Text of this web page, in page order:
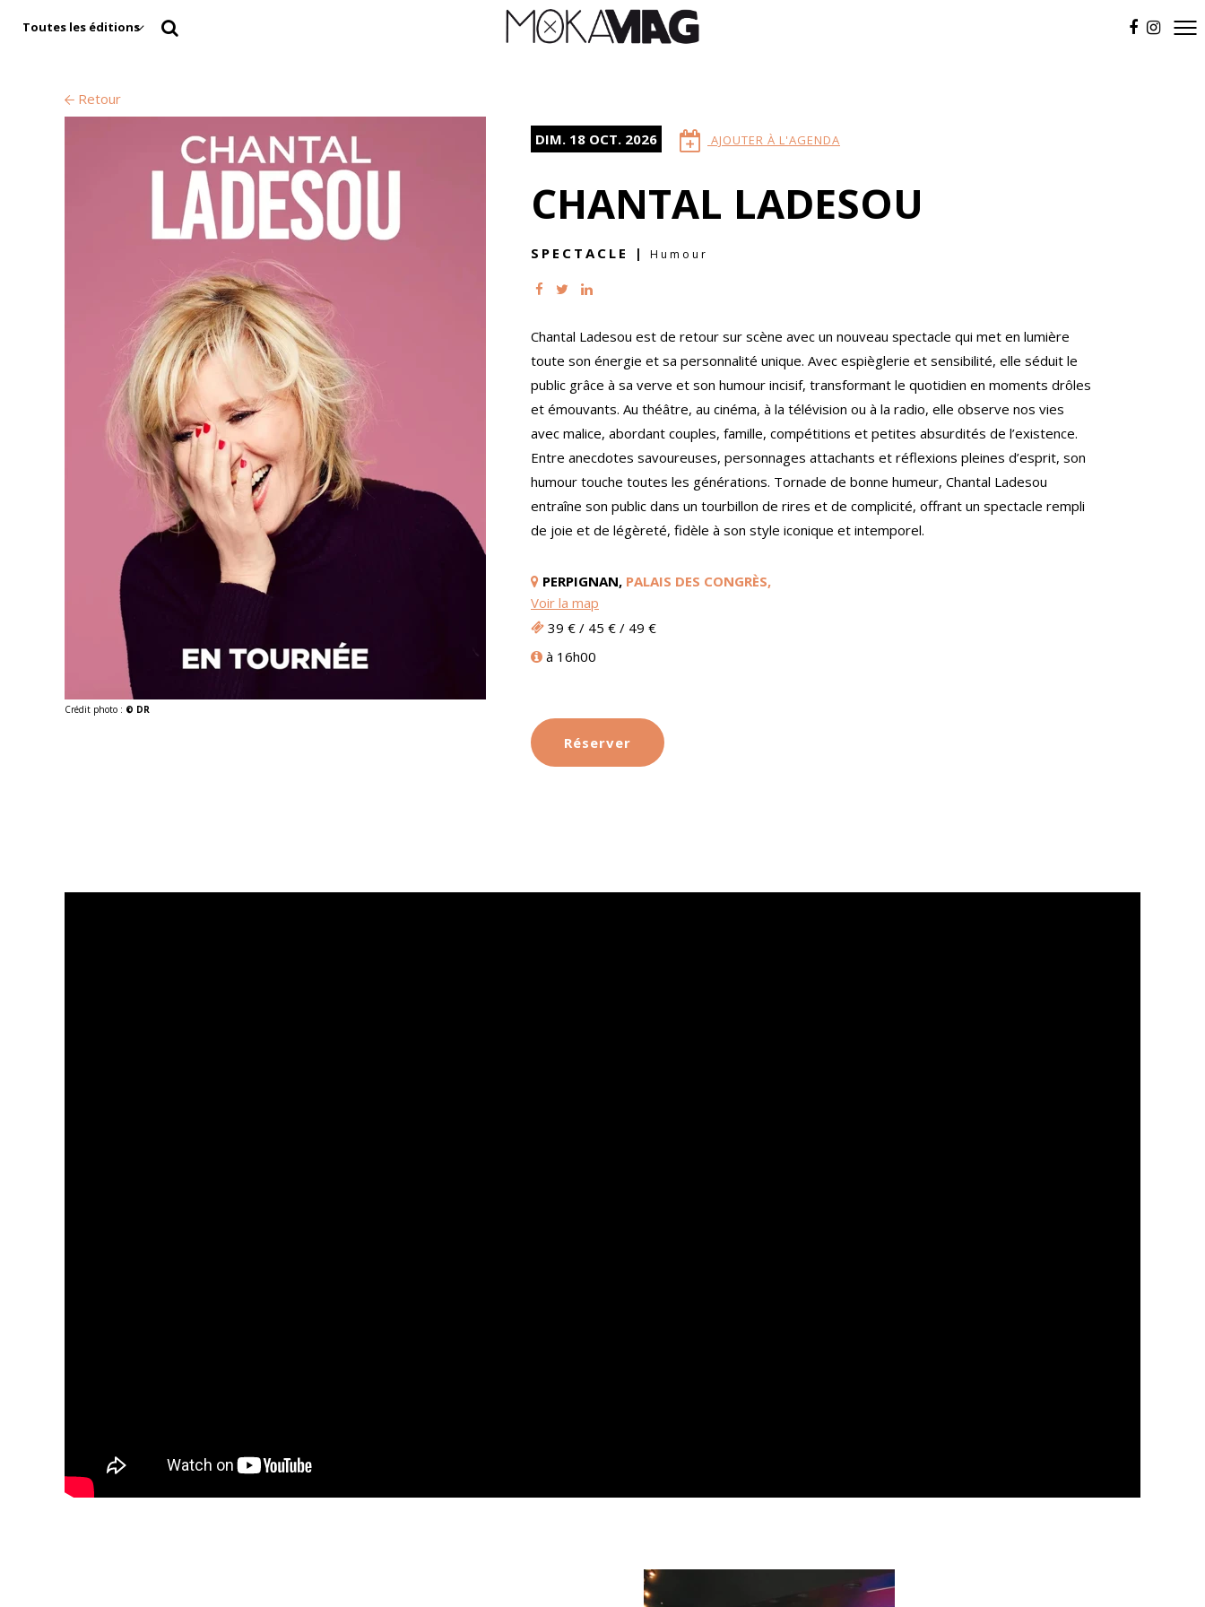
Toutes les éditions
Retour
Crédit photo : © DR
DIM. 18 OCT. 2026 AJOUTER À L'AGENDA
CHANTAL LADESOU
SPECTACLE | Humour
Chantal Ladesou est de retour sur scène avec un nouveau spectacle qui met en lumière
toute son énergie et sa personnalité unique. Avec espièglerie et sensibilité, elle séduit le
public grâce à sa verve et son humour incisif, transformant le quotidien en moments drôles
et émouvants. Au théâtre, au cinéma, à la télévision ou à la radio, elle observe nos vies
avec malice, abordant couples, famille, compétitions et petites absurdités de l’existence.
Entre anecdotes savoureuses, personnages attachants et réflexions pleines d’esprit, son
humour touche toutes les générations. Tornade de bonne humeur, Chantal Ladesou
entraîne son public dans un tourbillon de rires et de complicité, offrant un spectacle rempli
de joie et de légèreté, fidèle à son style iconique et intemporel.
PERPIGNAN, PALAIS DES CONGRÈS,
Voir la map
39 € / 45 € / 49 €
à 16h00
Réserver